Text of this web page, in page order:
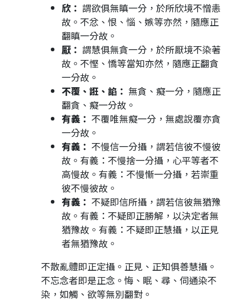
欣： 謂欲俱無瞋一分，於所欣境不憎恚
故。不忿、恨、惱、嫉等亦然，隨應正
翻瞋一分故。
厭： 謂慧俱無貪一分，於所厭境不染著
故。不慳、憍等當知亦然，隨應正翻貪
一分故。
不覆、誑、諂： 無貪、癡一分，隨應正
翻貪、癡一分故。
有義： 不覆唯無癡一分，無處說覆亦貪
一分故。
有義： 不慢信一分攝，謂若信彼不慢彼
故。有義：不慢捨一分攝，心平等者不
高慢故。有義：不慢慚一分攝，若崇重
彼不慢彼故。
有義： 不疑即信所攝，謂若信彼無猶豫
故。有義：不疑即正勝解，以決定者無
猶豫故。有義：不疑即正慧攝，以正見
者無猶豫故。
不散亂體即正定攝。正見、正知俱善慧攝。
不忘念者即是正念。悔、眠、尋、伺通染不
染，如觸、欲等無別翻對。